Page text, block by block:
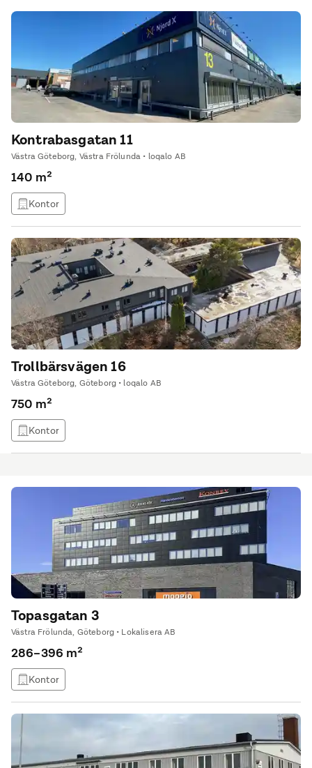
Kontrabasgatan 11
Västra Göteborg, Västra Frölunda • loqalo AB
140 m²
Kontor
Trollbärsvägen 16
Västra Göteborg, Göteborg • loqalo AB
750 m²
Kontor
Topasgatan 3
Västra Frölunda, Göteborg • Lokalisera AB
286–396 m²
Kontor